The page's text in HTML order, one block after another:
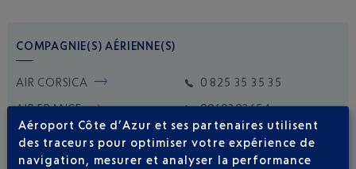
COMPAGNIE(S) AÉRIENNE(S)
AIR CORSICA
0 825 35 35 35
AIR FRANCE
0969393654
ITA AIRWAYS
01 73 43 12 80
Aéroport Côte d’Azur et ses partenaires utilisent
des traceurs pour optimiser votre expérience de
navigation, mesurer et analyser la performance